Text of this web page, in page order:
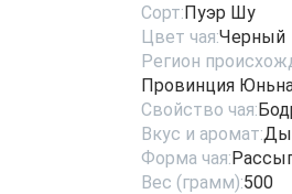
Сорт:Пуэр Шу
Цвет чая:Черный
Регион
Провинция
Свойство чая:
Вкус и аромат:
Форма чая:
Вес (грамм):500